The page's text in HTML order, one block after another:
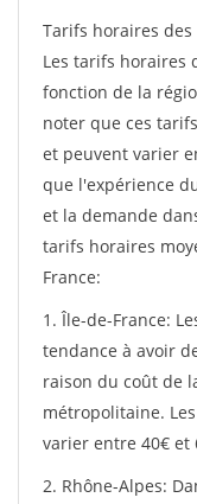
Tarifs horaires
Les tarifs horaires
fonction de la
noter que ces
et peuvent varier
que l'expérience
et la demande
tarifs horaires
France:
1. Île-de-France:
tendance à avoir
raison du coût de
métropolitaine.
varier entre 40€ et
2. Rhône-Alpes: